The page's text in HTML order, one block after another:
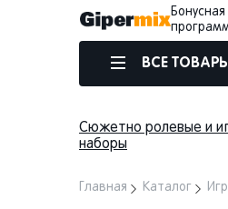
Бонусная
ВСЕ ТОВАРЫ
Сюжетно ролевые и
наборы
Главная Каталог